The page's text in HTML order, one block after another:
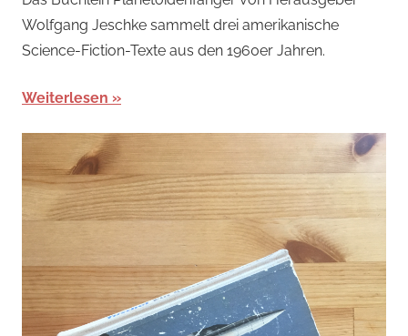
Wolfgang Jeschke sammelt drei amerikanische
Science-Fiction-Texte aus den 1960er Jahren.
Weiterlesen